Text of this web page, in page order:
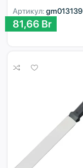
Артикул: gm013139
81,66 Br